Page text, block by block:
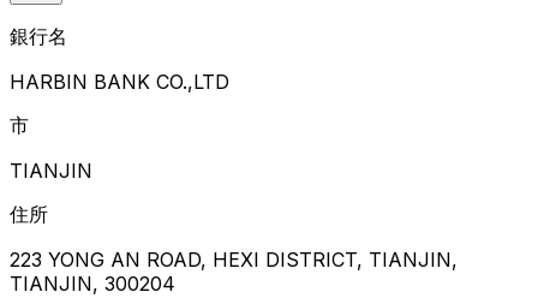
銀行名
HARBIN BANK CO.,LTD
市
TIANJIN
住所
223 YONG AN ROAD, HEXI DISTRICT, TIANJIN,
TIANJIN, 300204